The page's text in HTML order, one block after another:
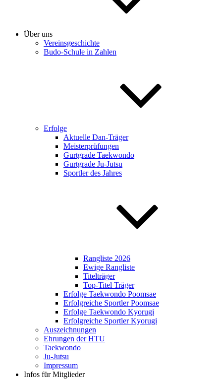
Über uns
Vereinsgeschichte
Budo-Schule in Zahlen
Erfolge
Aktuelle Dan-Träger
Meisterprüfungen
Gurtgrade Taekwondo
Gurtgrade Ju-Jutsu
Sportler des Jahres
Rangliste 2026
Ewige Rangliste
Titelträger
Top-Titel Träger
Erfolge Taekwondo Poomsae
Erfolgreiche Sportler Poomsae
Erfolge Taekwondo Kyorugi
Erfolgreiche Sportler Kyorugi
Auszeichnungen
Ehrungen der HTU
Taekwondo
Ju-Jutsu
Impressum
Infos für Mitglieder